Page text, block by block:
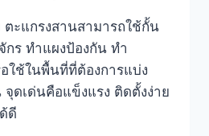
ะแกรงสานสามารถใช้กั้น
ร ทำแผงป้องกัน ทำ
ใช้ในพื้นที่ที่ต้องการแบ่ง
ดเด่นคือแข็งแรง ติดตั้งง่าย
ดี